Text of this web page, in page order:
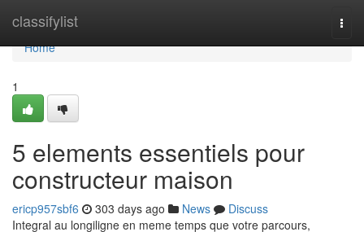
classifylist
Home
Home
1
5 elements essentiels pour
constructeur maison
ericp957sbf6 303 days ago News
Discuss
Integral au longiligne en meme temps que votre parcours,